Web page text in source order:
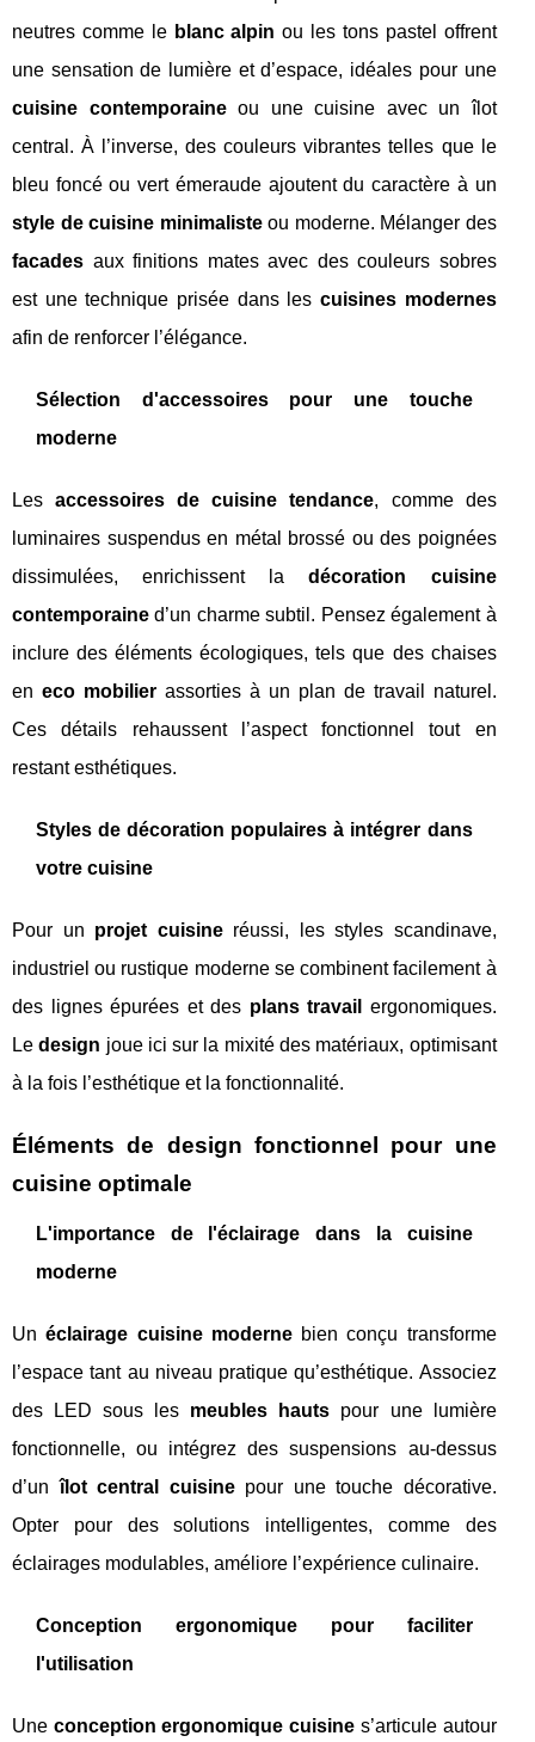
neutres comme le blanc alpin ou les tons pastel offrent
une sensation de lumière et d’espace, idéales pour une
cuisine contemporaineou une cuisine avec un îlot
central. À l’inverse, des couleurs vibrantes telles que le
bleu foncé ou vert émeraude ajoutent du caractère à un
style de cuisine minimalisteou moderne. Mélanger des
facades aux finitions mates avec des couleurs sobres
est une technique prisée dans les cuisines modernes
afin de renforcer l’élégance.
Sélection d'accessoires pour une touche
moderne
Lesaccessoires de cuisine tendance, comme des
luminaires suspendus en métal brossé ou des poignées
dissimulées, enrichissent ladécoration cuisine
contemporaine d’un charme subtil. Pensez également à
inclure des éléments écologiques, tels que des chaises
en eco mobilierassorties à un plan de travail naturel.
Ces détails rehaussent l’aspect fonctionnel tout en
restant esthétiques.
Styles de décoration populaires à intégrer dans
votre cuisine
Pour un projet cuisineréussi, les styles scandinave,
industriel ou rustique moderne se combinent facilement à
des lignes épurées et des plans travail
ergonomiques.
Ledesign joue ici sur la mixité des matériaux, optimisant
à la fois l’esthétique et la fonctionnalité.
Éléments de design fonctionnel pour une
cuisine optimale
L'importance de l'éclairage dans la cuisine
moderne
Unéclairage cuisine modernebien conçu transforme
l’espace tant au niveau pratique qu’esthétique. Associez
des LED sous les meubles hauts pour une lumière
fonctionnelle, ou intégrez des suspensions au-dessus
d’unîlot central cuisinepour une touche décorative.
Opter pour des solutions intelligentes, comme des
éclairages modulables, améliore l’expérience culinaire.
Conception ergonomique pour faciliter
l'utilisation
Une conception ergonomique cuisine s’articule autour